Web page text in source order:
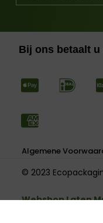
Bij ons betaalt u
Algemene
© 2023
Webshop Laten